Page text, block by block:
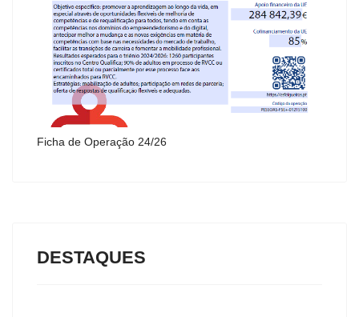
Ficha de Operação 24/26
DESTAQUES